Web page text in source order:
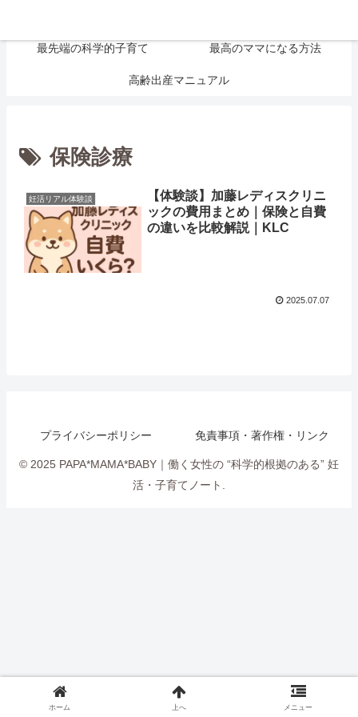
最先端の科学的子育て 最高のママになる方法
高齢出産マニュアル
保険診療
妊活リアル体験談
【体験談】加藤レディスクリニ
ックの費用まとめ｜保険と自費
の違いを比較解説｜KLC
2025.07.07
プライバシーポリシー 免責事項・著作権・リンク
© 2025 PAPA*MAMA*BABY｜働く女性の “科学的根拠のある” 妊
活・子育てノート.
ホーム 上へ メニュー